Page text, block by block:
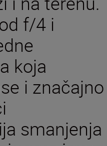
f/4 i
koja
i značajno
smanjenja